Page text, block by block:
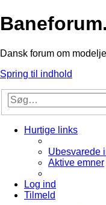
Dansk forum om
Spring til indhold
Hurtige links
Ubesvarede
Aktive emner
Log ind
Tilmeld